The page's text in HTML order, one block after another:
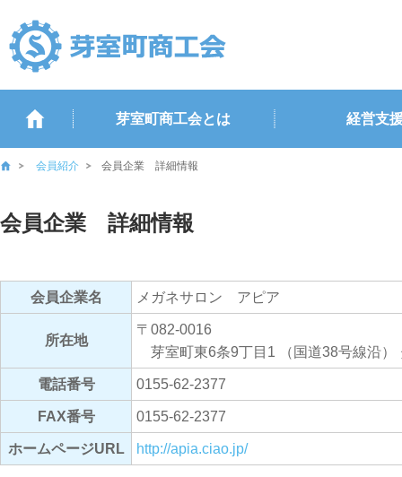
芽室町商工会とは 経営支
会員紹介 会員企業 詳細情報
会員企業 詳細情報
会員企業名 メガネサロン アピア
所在地
〒082-0016
芽室町東6条9丁目1 （国道38号線沿）
電話番号 0155-62-2377
FAX番号 0155-62-2377
ホームページURL http://apia.ciao.jp/